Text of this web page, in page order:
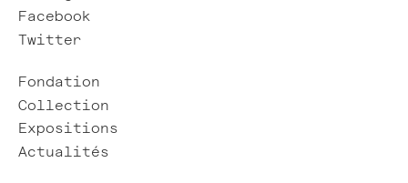
Facebook
Twitter
Fondation
Collection
Expositions
Actualités